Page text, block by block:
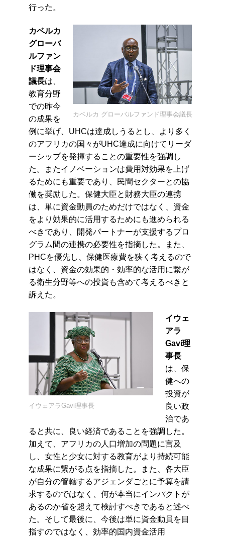
行った。
カベルカ グローバルファンド理事会議長
カベルカ
グローバ
ルファン
ド理事会
議長は、
教育分野
での昨今
の成果を
例に挙げ、UHCは達成しうるとし、より 多く
のアフリカの国々がUHC達成に向けてリーダ
ーシップを発揮することの重要性を強調し
た。またイノベーションは費用対効果を上げ
るためにも重要であり、民間セクターとの協
働を奨励した。保健大臣と財務大臣の連携
は、単に資金動員のためだけではなく、資金
をより効果的に活用するためにも進められる
べきであり、開発パートナーが支援するプロ
グラム間の連携の必要性を指摘した。また、
PHCを優先し、保健医療費を狭く考えるので
はなく、資金の効果的・効率的な活用に繋が
る衛生分野等への投資も含めて考えるべきと
訴えた。
イウェアラGavi理事長
イウェ
アラ
Gavi理
事長
は、保
健への
投資が
良い政
治であ
ると共に、良い経済であることを強調した。
加えて、アフリカの人口増加の問題に言及
し、女性と少女に対する教育がより持続可能
な成果に繋がる点を指摘した。また、各大臣
が自分の管轄するアジェンダごとに予算を請
求するのではなく、何が本当にインパクトが
あるのか省を超えて検討すべきであると述べ
た。そして最後に、今後は単に資金動員を目
指すのではなく、効率的国内資金活用